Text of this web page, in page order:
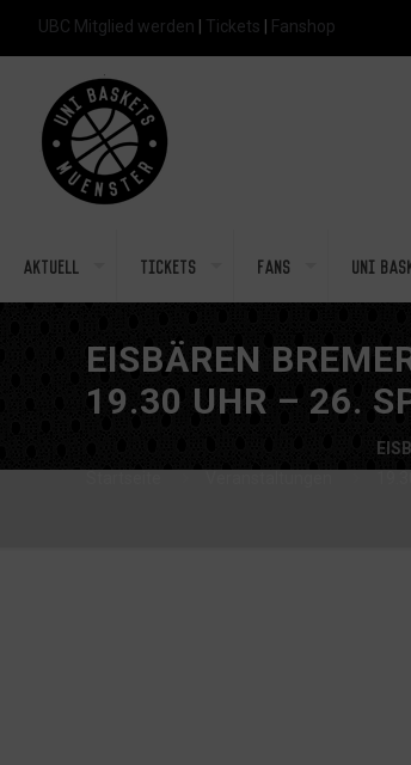
UBC Mitglied werden Tickets Fanshop
Aktuell Tickets Fans Uni
EISBÄREN
19.30 UHR – 26.